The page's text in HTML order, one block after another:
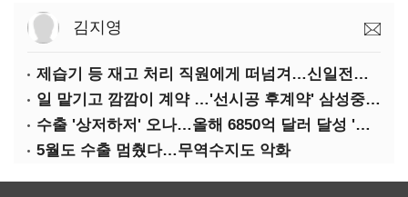
김지영
제습기 등 재고 처리 직원에게 떠넘겨…신일전자 '과징금 처벌'
일 맡기고 깜깜이 계약 …'선시공 후계약' 삼성중공업 덜미
수출 '상저하저' 오나…올해 6850억 달러 달성 '빨간불'
5월도 수출 멈췄다…무역수지도 악화